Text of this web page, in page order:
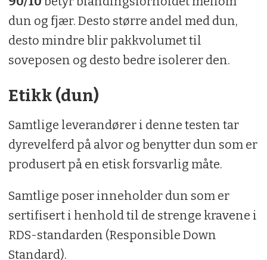
dun og fjær. Desto større andel med dun,
desto mindre blir pakkvolumet til
soveposen og desto bedre isolerer den.
Etikk (dun)
Samtlige leverandører i denne testen tar
dyrevelferd på alvor og benytter dun som er
produsert på en etisk forsvarlig måte.
Samtlige poser inneholder dun som er
sertifisert i henhold til de strenge kravene i
RDS-standarden (Responsible Down
Standard).